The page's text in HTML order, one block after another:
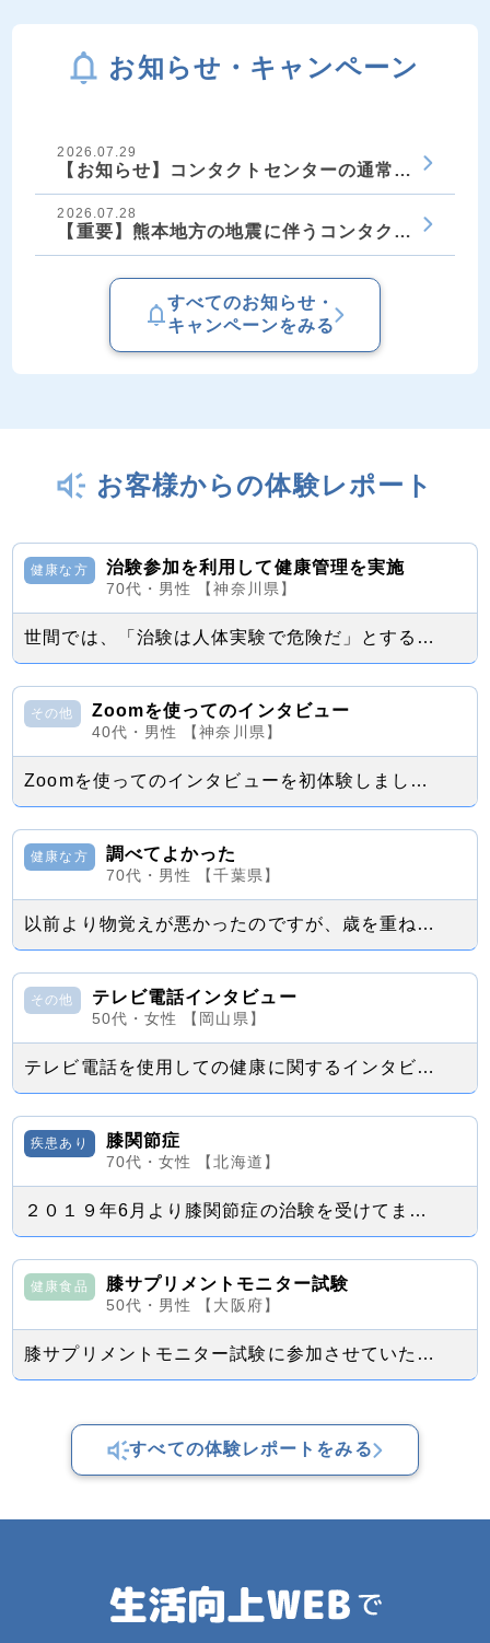
お知らせ・キャンペーン
2026.07.29
【お知らせ】コンタクトセンターの通常稼働再開
2026.07.28
【重要】熊本地方の地震に伴うコンタクトセンタ
すべてのお知らせ・
キャンペーンをみる
お客様からの体験レポート
健康な方 治験参加を利用して健康管理を実施
70代・男性 【神奈川県】
世間では、「治験は人体実験で危険だ」とする拒絶反応を示す意見が時々見聞きされます...
その他 Zoomを使ってのインタビュー
40代・男性 【神奈川県】
Zoomを使ってのインタビューを初体験しました。 インタビューの内容は片頭痛の...
健康な方 調べてよかった
70代・男性 【千葉県】
以前より物覚えが悪かったのですが、歳を重ねてくると以前より物覚えが悪いだけでなく...
その他 テレビ電話インタビュー
50代・女性 【岡山県】
テレビ電話を使用しての健康に関するインタビューを受けました。 色々初めてでご迷...
疾患あり 膝関節症
70代・女性 【北海道】
２０１９年6月より膝関節症の治験を受けてます。 1年経過しました。 今後は1...
健康食品 膝サプリメントモニター試験
50代・男性 【大阪府】
膝サプリメントモニター試験に参加させていただきました。 １０年ほど前から膝の曲...
すべての体験レポートをみる